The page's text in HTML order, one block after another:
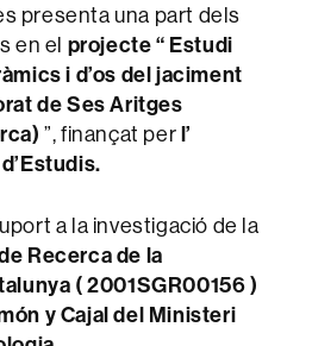
presenta una part dels
en el projecte “ Estudi
i d’os del jaciment
de Ses Aritges
”, finançat perl’
a la investigació de la
Recerca de la
( 2001SGR00156 )
y Cajal del Ministeri